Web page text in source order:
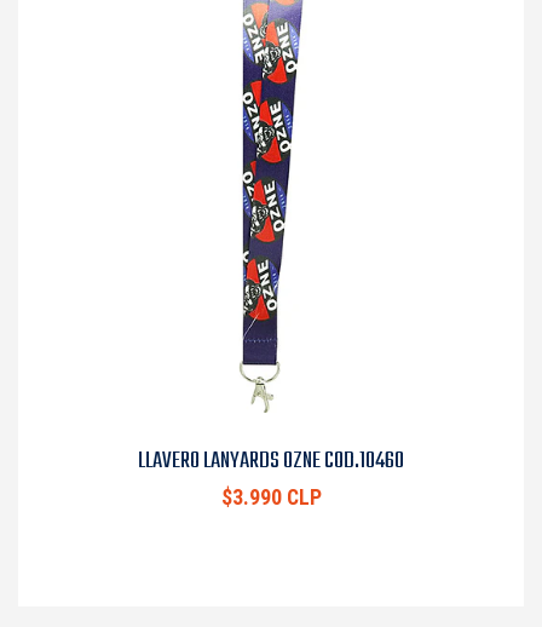
LLAVERO LANYARDS OZNE COD.10460
$3.990 CLP